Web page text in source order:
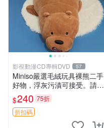
影視動漫CD專輯DVD 57
Miniso嚴選毛絨玩具裸熊二手
好物，浮灰污漬可接受。請詳
閱照片再下單，售出不退不
換。全新品相收藏推薦。 裸
熊 毛絨玩具 收藏
$240 75折
折扣碼